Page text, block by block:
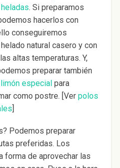
. Si preparamos
hacerlos con
conseguiremos
natural casero y con
altas temperaturas. Y,
preparar también
especialpara
como postre. [Ver polos
]
Podemos preparar
preferidas. Los
forma de aprovechar las